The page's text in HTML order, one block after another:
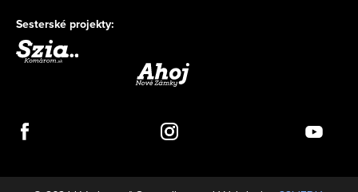
Sesterské projekty: